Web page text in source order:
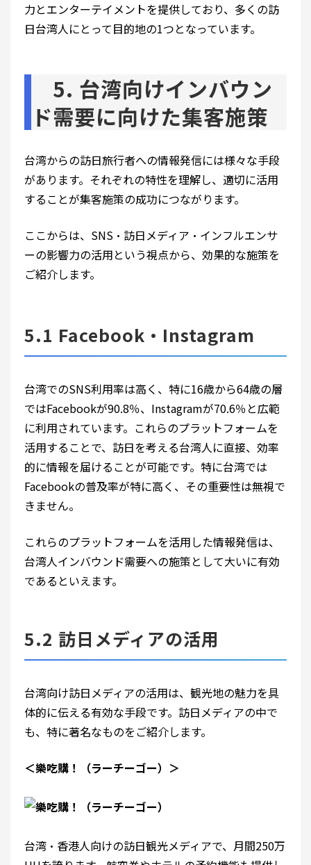
力とエンターテイメントを提供しており、多くの訪
日台湾人にとって目的地の1つとなっています。
5. 台湾向けインバウン
ド需要に向けた集客施策
台湾からの訪日旅行者への情報発信には様々な手段
があります。それぞれの特性を理解し、適切に活用
することが集客施策の成功につながります。
ここからは、SNS・訪日メディア・インフルエンサ
ーの影響力の活用という視点から、効果的な施策を
ご紹介します。
5.1 Facebook・Instagram
台湾でのSNS利用率は高く、特に16歳から64歳の層
ではFacebookが90.8％、Instagramが70.6％と広範
に利用されています。これらのプラットフォームを
活用することで、訪日を考える台湾人に直接、効率
的に情報を届けることが可能です。特に台湾では
Facebookの普及率が特に高く、その重要性は無視で
きません。
これらのプラットフォームを活用した情報発信は、
台湾人インバウンド需要への施策として大いに有効
であるといえます。
5.2 訪日メディアの活用
台湾向け訪日メディアの活用は、観光地の魅力を具
体的に伝える有効な手段です。訪日メディアの中で
も、特に著名なものをご紹介します。
＜樂吃購！（ラーチーゴー）＞
台湾・香港人向けの訪日観光メディアで、月間250万